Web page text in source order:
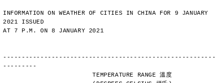
INFORMATION ON WEATHER OF CITIES IN CHINA FOR 9 JANUARY
2021 ISSUED
AT 7 P.M. ON 8 JANUARY 2021
---------------------------------------------------------
---------
                        TEMPERATURE RANGE 溫度